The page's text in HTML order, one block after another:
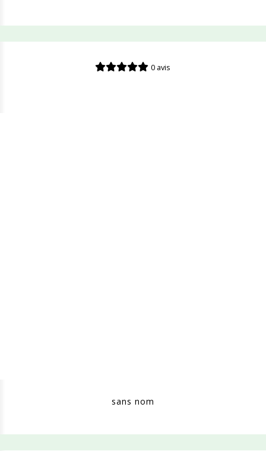
0 avis
sans nom